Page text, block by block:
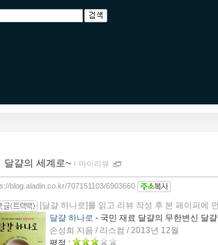
달걀의 세계로~ ｌ 마이리뷰
blog.aladin.co.kr/707151103/6903660
[달걀 하나로]를 읽고 리뷰 작성 후 본 페이퍼에
달걀 하나로 - 국민 재료 달걀의 무한변신 달
손성희 지음 / 리스컴 / 2013년 12월